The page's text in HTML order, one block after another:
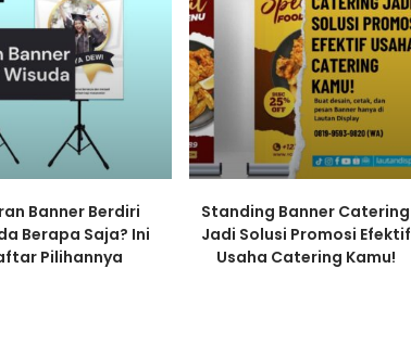
Banner Berdiri
Berapa Saja? Ini
Pilihannya
Standing Banner Catering
Jadi Solusi Promosi Efektif
Usaha Catering Kamu!